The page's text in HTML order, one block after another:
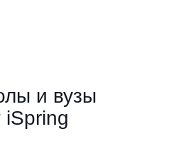
и вузы